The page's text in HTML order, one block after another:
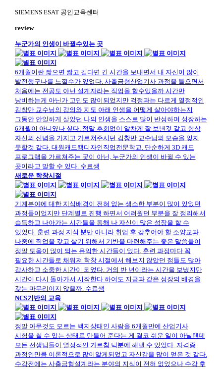
SIEMENS ESAT 공인교육센터
review
누군가의 인생이 바뀔수있는 곳
6개월이란 짧으면 짧고 길다면 긴 시간을 보내면서 내 자신이 많이
발전했구나를 느낄수가 있었다. 사출금형산업기사 과정을 들으면서
처음에는 전공도 아닌 설계자라는 직업을 할수있을까 시간만
낭비하는게 아닌가 고민도 많이되었지만 걱정과는 다르게 열정적인
김창만 교수님의 강의와 지도 아래 인생을 어떻게 살아야하는지
그동안 안일하게 살았던 나의 인생을 스스로 많이 반성하며 성장하는
6개월이 아니였나 싶다. 정말 후회없이 알차게 잘 보낸것 같고 항상
자신의 신념을 가지고 가르쳐주시던 김창만 교수님의 모습을 잊지
못할것 같다. 대원캐드캠디자인직업전문학교. 단순하게 3D 캐드
프로그램을 가르쳐주는 곳이 아닌, 누군가의 인생이 바뀔 수 있는
곳이라고 말할 수 있다. 수료생
새로운 학창시절
기계분야에 대한 지식배경이 전혀 없는 생소한 부분이 많이 있었던
과정들이었지만 단계별로 진행 하면서 어려웠던 부분을 잘 정리해서
습득하고 나아가는 시간들을 통해 나 자신이 많은 성장을 할 수
있었다. 훈련 과정 지식 뿐만 아니라 취업 후 갖추어야 할 소양교과.
나중에 직업을 갖고 살기 위해서 기반을 마련해주는 좋은 말씀들이
정말 도움이 많이 되는 유익한 시간들이 었다. 훈련 과정마다 꼭
필요한 시간들로 채워져 학창 시절에서 해보지 않았던 점들도 많아
감사하고 소중한 시간이 되었다. 거의 반 년이라는 시간을 보냈지만
시간이 다시 돌아가서 시작한다 하여도 지금과 같은 성장의 배경을
갖는 마무리이지 않을까. 수료생
NCS기반의 교육
정말 아무것도 모르는 백지상태인 사람을 6개월만에 산업기사
시험을 칠 수 있는 상태로 만들어 준다는 게 결코 쉬운 일이 아닐텐데
모든 선생님들이 열정적인 가르침 덕분에 해낼 수 있었다. 자격증
과정인만큼 이론적으로 많이알게되었고 자신감을 많이 얻은 것 같다.
수강전에는 사출금형설계라는 분야의 지식이 전혀 없었으나 수강 후